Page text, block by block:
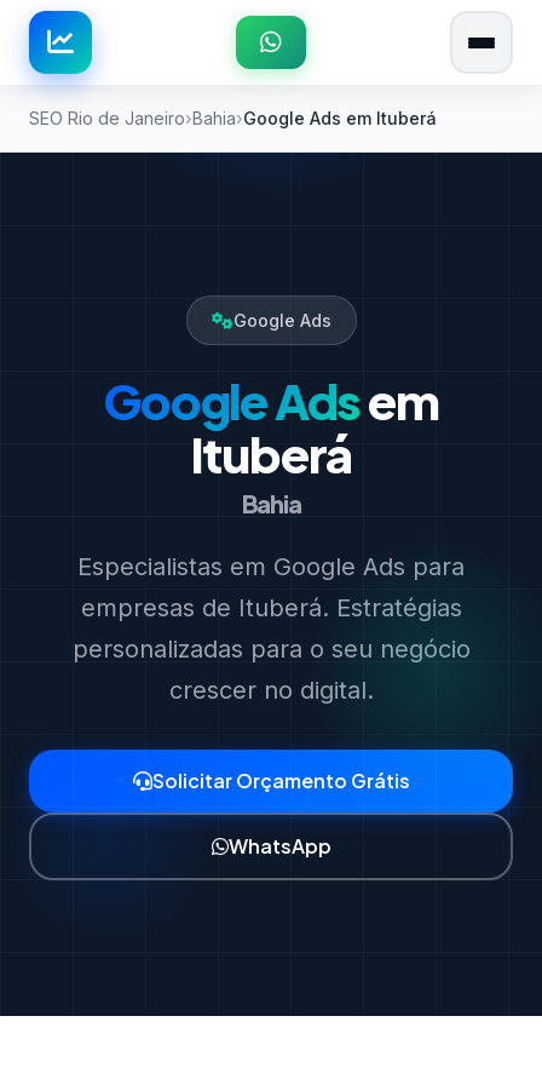
SEO Rio de Janeiro Bahia Google Ads em Ituberá
Google Ads
Google Adsem
Ituberá
Bahia
Especialistas em Google Ads para
empresas de Ituberá. Estratégias
personalizadas para o seu negócio
crescer no digital.
Solicitar Orçamento Grátis
WhatsApp